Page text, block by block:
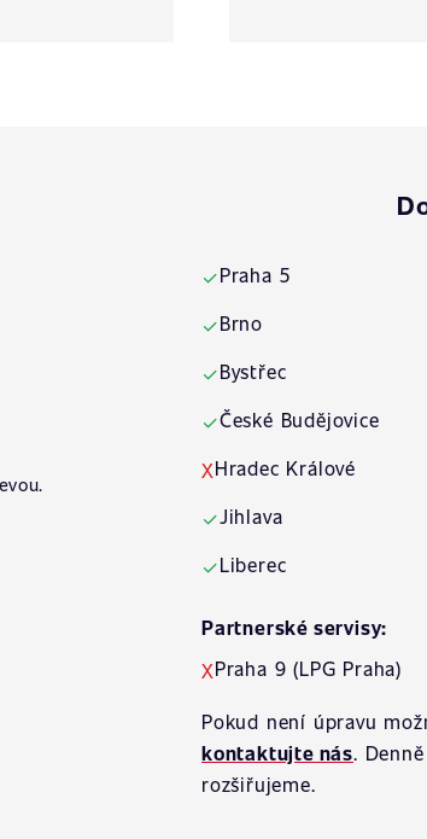
✓Praha 5
✓Brno
✓Bystřec
✓České Budějovice
XHradec Králové
✓Jihlava
✓Liberec
Partnerské servisy:
XPraha 9 (LPG Praha)
Pokud není úpravu
kontaktujte nás.
rozšiřujeme.